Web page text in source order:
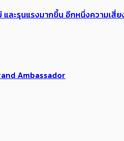
ละรุนแรงมากขึ้น อีกหนึ่งความเ
Ambassador